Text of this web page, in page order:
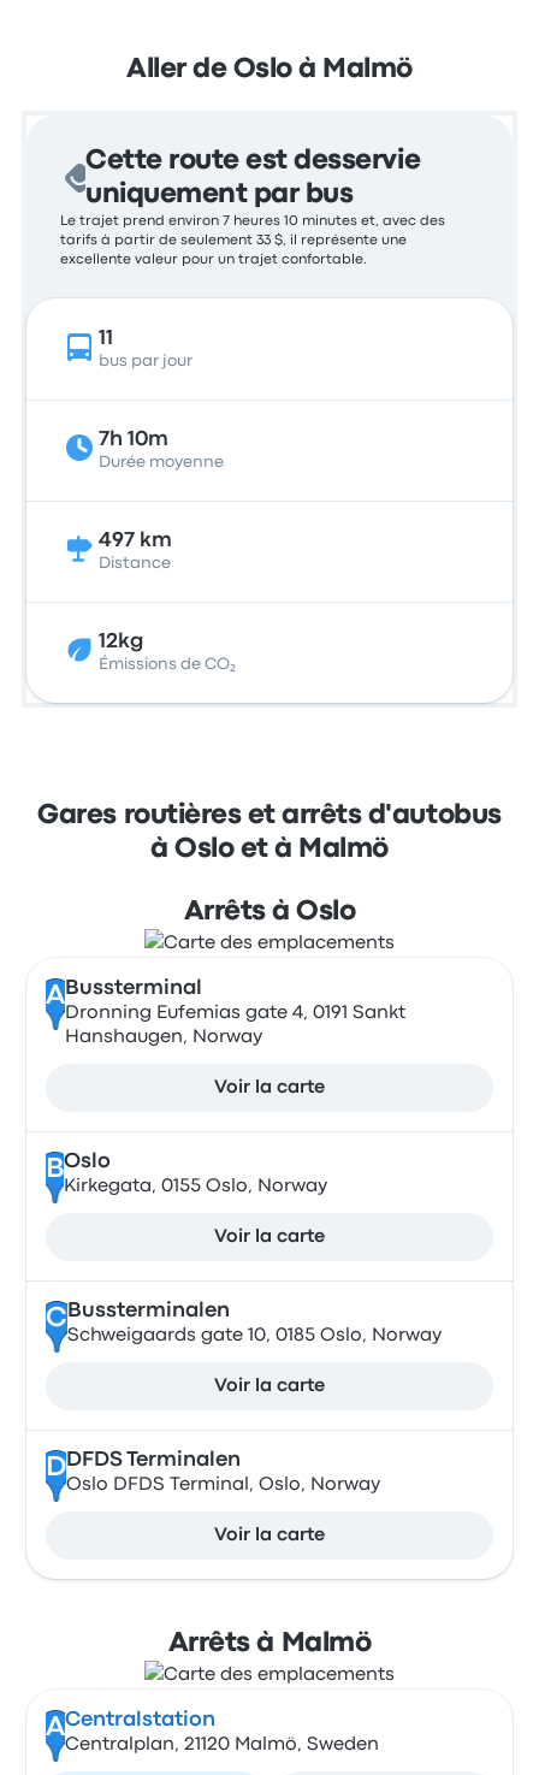
Aller de Oslo à Malmö
Cette route est desservie
uniquement par bus
Le trajet prend environ 7 heures 10 minutes et, avec des
tarifs à partir de seulement 33 $, il représente une
excellente valeur pour un trajet confortable.
11
bus par jour
7h 10m
Durée moyenne
497 km
Distance
12kg
Émissions de CO₂
Gares routières et arrêts d'autobus
à Oslo et à Malmö
Arrêts à Oslo
A Bussterminal
Dronning Eufemias gate 4, 0191 Sankt
Hanshaugen, Norway
Voir la carte
BOslo
Kirkegata, 0155 Oslo, Norway
Voir la carte
CBussterminalen
Schweigaards gate 10, 0185 Oslo, Norway
Voir la carte
DDFDS Terminalen
Oslo DFDS Terminal, Oslo, Norway
Voir la carte
Arrêts à Malmö
ACentralstation
Centralplan, 21120 Malmö, Sweden